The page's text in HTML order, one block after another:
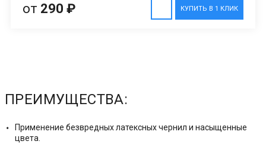
КУПИТЬ В 1 КЛИК
от 290 ₽
ПРЕИМУЩЕСТВА:
Применение безвредных латексных чернил и насыщенные
цвета.